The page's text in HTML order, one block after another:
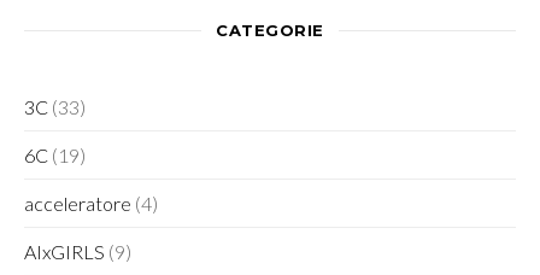
CATEGORIE
3C (33)
6C (19)
acceleratore (4)
AIxGIRLS (9)